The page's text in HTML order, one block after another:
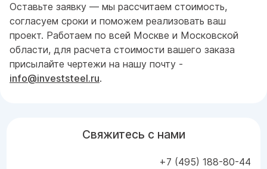
Оставьте заявку — мы рассчитаем стоимость,
согласуем сроки и поможем реализовать ваш
проект. Работаем по всей Москве и Московской
области, для расчета стоимости вашего заказа
присылайте чертежи на нашу почту -
info@investsteel.ru.
Свяжитесь с нами
+7 (495) 188-80-44